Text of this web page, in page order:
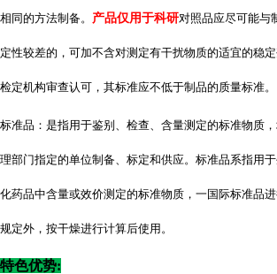
相同的方法制备。 产品仅用于科研对照品应尽可能与
定性较差的，可加不含对测定有干扰物质的适宜的稳
检定机构审查认可，其标准应不低于制品的质量标准。
标准品：是指用于鉴别、检查、含量测定的标准物质
理部门指定的单位制备、标定和供应。标准品系指用
化药品中含量或效价测定的标准物质，一国际标准品
规定外，按干燥进行计算后使用。
特色优势: